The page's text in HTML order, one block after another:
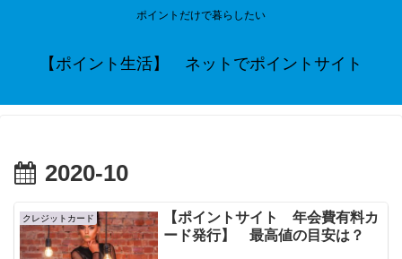
ポイントだけで暮らしたい
【ポイント生活】 ネットでポイントサイト
2020-10
クレジットカード
【ポイントサイト 年会費有料カ
ード発行】 最高値の目安は？